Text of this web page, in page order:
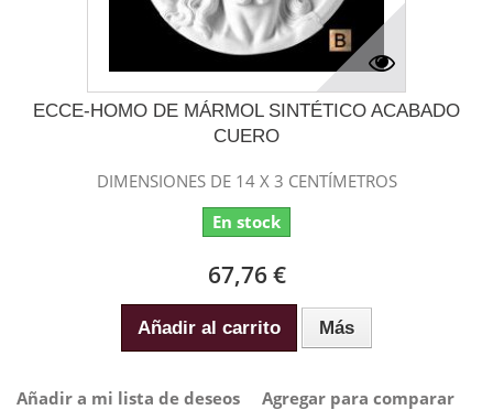
ECCE-HOMO DE MÁRMOL SINTÉTICO ACABADO
CUERO
DIMENSIONES DE 14 X 3 CENTÍMETROS
En stock
67,76 €
Añadir al carrito Más
Añadir a mi lista de deseos Agregar para comparar